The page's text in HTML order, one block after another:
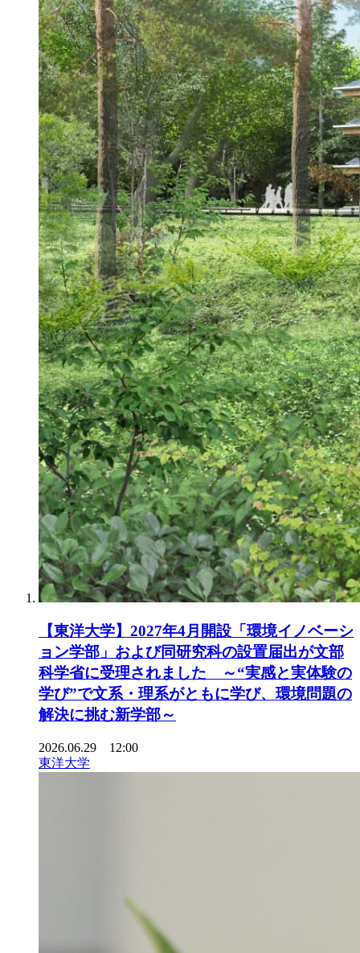
【東洋大学】2027年4月開設「環境イノベーシ
ョン学部」および同研究科の設置届出が文部
科学省に受理されました ～“実感と実体験の
学び”で文系・理系がともに学び、環境問題の
解決に挑む新学部～
2026.06.29 12:00
東洋大学